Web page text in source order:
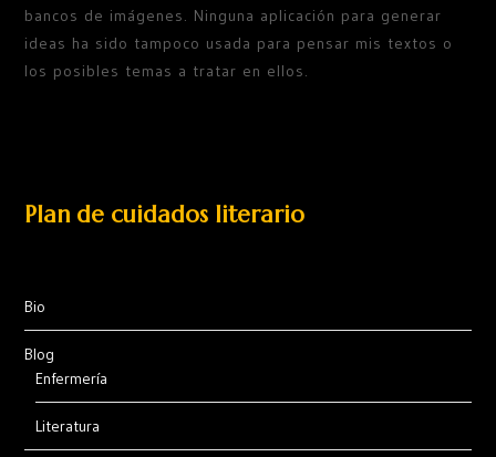
bancos de imágenes. Ninguna aplicación para generar
ideas ha sido tampoco usada para pensar mis textos o
los posibles temas a tratar en ellos.
Plan de cuidados literario
Bio
Blog
Enfermería
Literatura